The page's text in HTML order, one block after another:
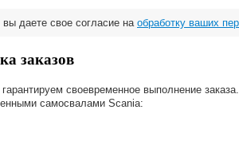
даете свое согласие наобработку ваших
заказов
своевременное выполнение
самосвалами Scania: